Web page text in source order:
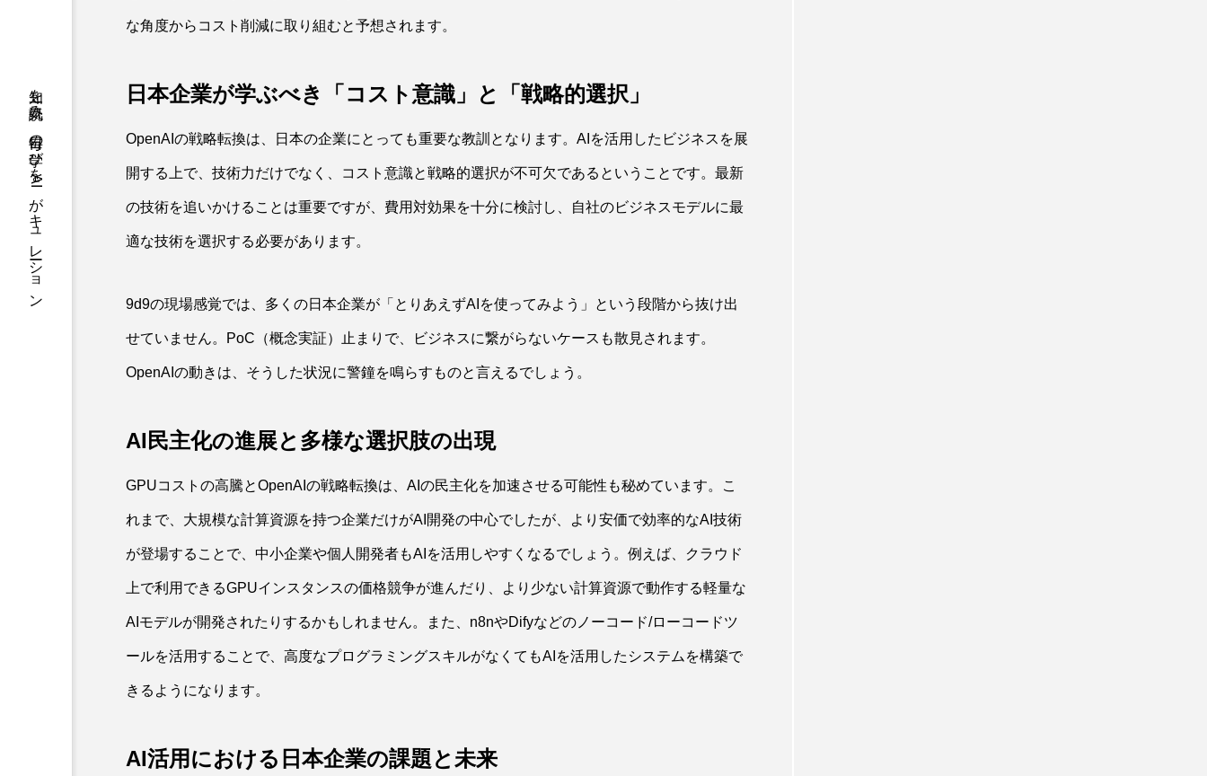
知を一気読み。毎日の学びをAIがキュレーション
な角度からコスト削減に取り組むと予想されます。
日本企業が学ぶべき「コスト意識」と「戦略的選択」
OpenAIの戦略転換は、日本の企業にとっても重要な教訓となります。AIを活用したビジネスを展
開する上で、技術力だけでなく、コスト意識と戦略的選択が不可欠であるということです。最新
の技術を追いかけることは重要ですが、費用対効果を十分に検討し、自社のビジネスモデルに最
適な技術を選択する必要があります。
9d9の現場感覚では、多くの日本企業が「とりあえずAIを使ってみよう」という段階から抜け出
せていません。PoC（概念実証）止まりで、ビジネスに繋がらないケースも散見されます。
OpenAIの動きは、そうした状況に警鐘を鳴らすものと言えるでしょう。
AI民主化の進展と多様な選択肢の出現
GPUコストの高騰とOpenAIの戦略転換は、AIの民主化を加速させる可能性も秘めています。こ
れまで、大規模な計算資源を持つ企業だけがAI開発の中心でしたが、より安価で効率的なAI技術
が登場することで、中小企業や個人開発者もAIを活用しやすくなるでしょう。例えば、クラウド
上で利用できるGPUインスタンスの価格競争が進んだり、より少ない計算資源で動作する軽量な
AIモデルが開発されたりするかもしれません。また、n8nやDifyなどのノーコード/ローコードツ
ールを活用することで、高度なプログラミングスキルがなくてもAIを活用したシステムを構築で
きるようになります。
AI活用における日本企業の課題と未来